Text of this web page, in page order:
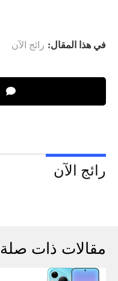
في هذا المقال: رائج الآن
رائج الآن
مقالات ذات صلة